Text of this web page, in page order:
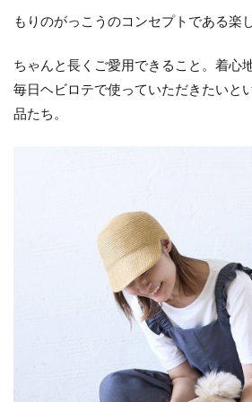
もりのがっこうのコンセプトである楽
ちゃんと長くご愛用できること。着心
毎日ヘビロテで使っていただきたいと
品たち。